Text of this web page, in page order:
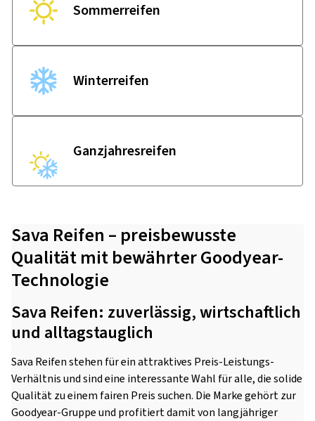
Sommer­reifen
Winter­reifen
Ganzjahres­reifen
Sava Reifen – preisbewusste
Qualität mit bewährter Goodyear-
Technologie
Sava Reifen: zuverlässig, wirtschaftlich
und alltagstauglich
Sava Reifen stehen für ein attraktives Preis-Leistungs-
Verhältnis und sind eine interessante Wahl für alle, die solide
Qualität zu einem fairen Preis suchen. Die Marke gehört zur
Goodyear-Gruppe und profitiert damit von langjähriger